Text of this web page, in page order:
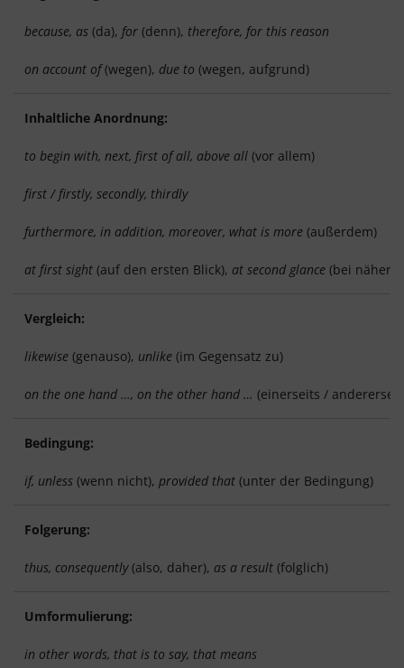
because, as (da), for (denn), therefore, for this reason
on account of(wegen), due to (wegen, aufgrund)
Inhaltliche Anordnung:
to begin with, next, first of all, above all (vor allem)
first / firstly, secondly, thirdly
furthermore, in addition, moreover, what is more (außerdem)
at first sight (auf den ersten Blick), at second glance (bei
Vergleich:
likewise (genauso), unlike (im Gegensatz zu)
on the one hand …, on the other hand … (einerseits /
Bedingung:
if, unless (wenn nicht), provided that (unter der Bedingung)
Folgerung:
thus, consequently(also, daher), as a result (folglich)
Umformulierung:
in other words, that is to say, that means